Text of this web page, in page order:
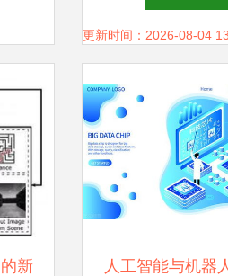
辑，释放双手
更新时间：2026-08-04
新 人工智能与机器